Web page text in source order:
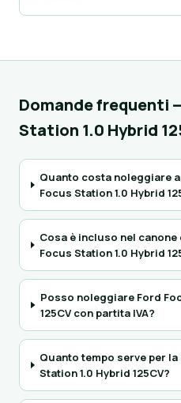
Domande frequenti
Station 1.0 Hybrid
Quanto costa noleggiare
Focus Station 1.0 Hybrid
Cosa è incluso nel
Focus Station 1.0 Hybrid
Posso noleggiare Ford
125CV con partita IVA?
Quanto tempo serve per
Station 1.0 Hybrid 125CV?